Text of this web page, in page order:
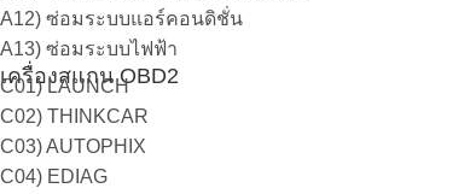
A12) ซ่อมระบบแอร์คอนดิชั่น
A13) ซ่อมระบบไฟฟ้า
เครื่องสแกน OBD2
C01) LAUNCH
C02) THINKCAR
C03) AUTOPHIX
C04) EDIAG